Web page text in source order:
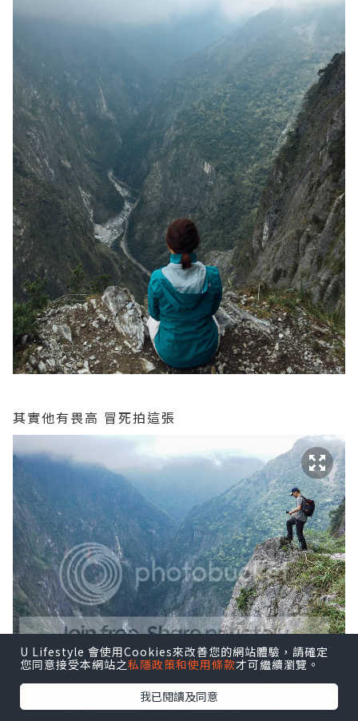
其實他有畏高 冒死拍這張
U Lifestyle 會使用Cookies來改善您的網站體驗，請確定
您同意接受本網站之私隱政策和使用條款才可繼續瀏覽。
我已閱讀及同意